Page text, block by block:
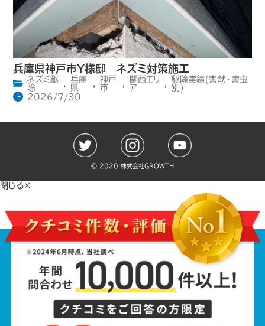
兵庫県神戸市Y様邸 ネズミ対策施工
ネズミ駆
除
,
兵庫
県
,
神戸
市
,
関西エリ
ア
,
駆除実績(害獣・害虫
別)
2026/7/30
©️ 2020 株式会社GROWTH
閉じる×